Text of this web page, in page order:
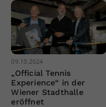
09.10.2024
„Official Tennis
Experience“ in der
Wiener Stadthalle
eröffnet